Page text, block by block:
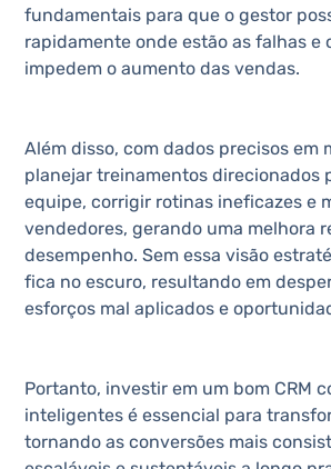
fundamentais para que o gestor
rapidamente onde estão as falhas e
impedem o aumento das vendas.
Além disso, com dados precisos em
planejar treinamentos direcionados
equipe, corrigir rotinas ineficazes e
vendedores, gerando uma melhora
desempenho. Sem essa visão
fica no escuro, resultando em
esforços mal aplicados e
Portanto, investir em um bom CRM
inteligentes é essencial para
tornando as conversões mais